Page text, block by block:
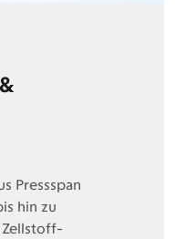
Pressspan
hin zu